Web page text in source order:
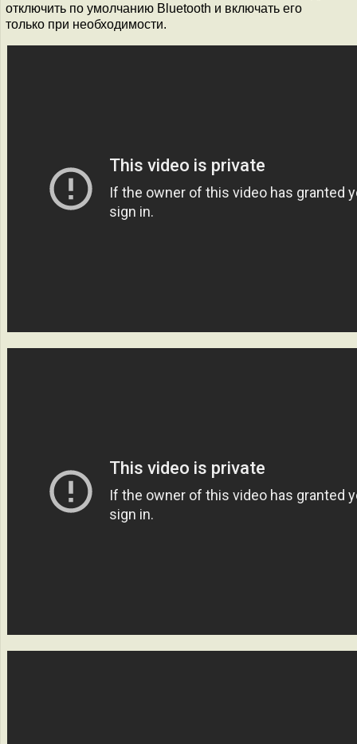
отключить по умолчанию Bluetooth и включать его
только при необходимости.